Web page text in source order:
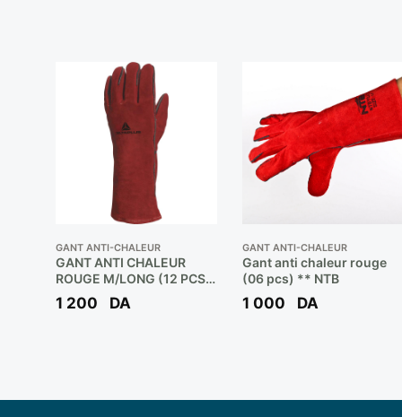
GANT ANTI-CHALEUR
GANT ANTI CHALEUR
ROUGE M/LONG (12 PCS)
** DELTAPLUS
1 200 DA
GANT ANTI-CHALEUR
Gant anti chaleur rouge
(06 pcs) ** NTB
1 000 DA